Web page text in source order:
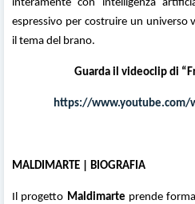
interamente con intelligenza
espressivo per costruire un universo
il tema del brano.
Guarda il videoclip di
https://www.youtube.com/
MALDIMARTE | BIOGRAFIA
Il progetto Maldimarte prende